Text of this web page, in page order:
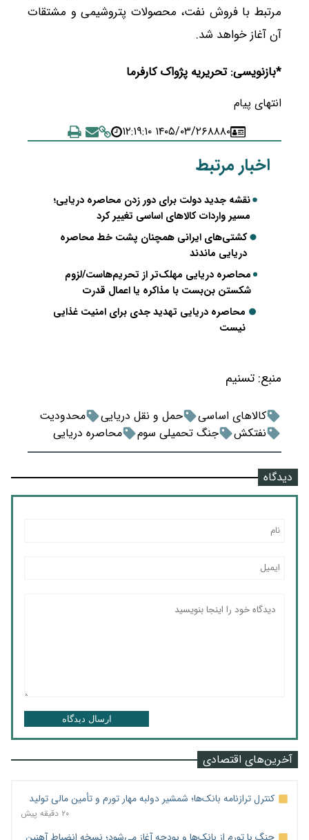
مرتبط با فروش نفت، محصولات پتروشیمی و مشتقات
آن آغاز خواهد شد.
*بازنویسی: تحریریه پژواک کارفرما
انتهای پیام
۸۸۸۰۱۴۰۵/۰۳/۲۶ ۱۲:۱۹:۱۰
اخبار مرتبط
نقشه جدید دولت برای دور زدن محاصره دریایی؛
مسیر واردات کالاهای اساسی تغییر کرد
کشتی‌های ایرانی همچنان پشت خط محاصره
دریایی ماندند
محاصره دریایی مهلک‌تر از تحریم‌هاست/لزوم
شکستن بن‌بست با مذاکره یا اعمال قدرت
محاصره دریایی تهدید جدی برای امنیت غذایی
نیست
منبع: تسنیم
کالاهای اساسی حمل و نقل دریایی
محدودیت
نفتکش
جنگ تحمیلی سوم محاصره دریایی
دیدگاه
ارسال دیدگاه
آخرین‌های اقتصادی
کنترل ترازنامه بانک‌ها؛ شمشیر دولبه مهار تورم و تأمین مالی تولید
۲۰ دقیقه پیش